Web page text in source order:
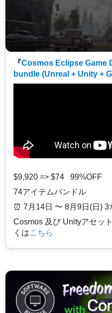
『Cosmos Eclipse Game
bundle (Unreal + Unity +
$9,920 => $74 99%OFF
74アイテムバンドル
⏰️ 7月14日 〜 8月9日(日)
Cosmos 及び Unityアセッ
くはこちら